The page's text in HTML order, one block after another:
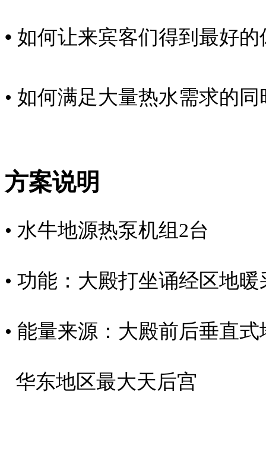
• 如何让来宾客们得到最好
• 如何满足大量热水需求的
方案说明
• 水牛地源热泵机组2台
• 功能：大殿打坐诵经区地
• 能量来源：大殿前后垂直
华东地区最大天后宫